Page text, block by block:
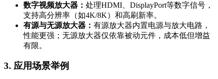
数字视频放大器： 处理HDMI、DisplayPort等数字信号，
支持高分辨率（如4K/8K）和高刷新率。
有源与无源放大器： 有源放大器内置电源与放大电路，
性能更强；无源放大器仅依靠被动元件，成本低但增益
有限。
3. 应用场景举例